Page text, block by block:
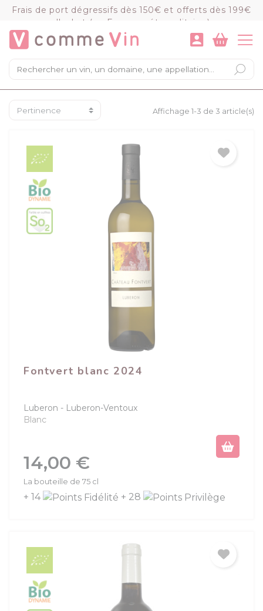
Frais de port dégressifs dès 150€ et offerts dès 199€
d'achat (en France métropolitaine)
×
Mon panier
Chargement du panier...
VOIR LE PANIER COMMANDER
Affichage 1-3 de 3 article(s)
Fontvert blanc 2024
Luberon
Luberon-Ventoux
Blanc
Prix
14,00 €
La bouteille de 75 cl
+ 14 + 28
Panneau de gestion des cookies